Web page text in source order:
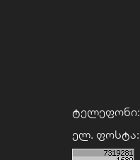
Ტელეფონი:
Ელ. Ფოსტა: